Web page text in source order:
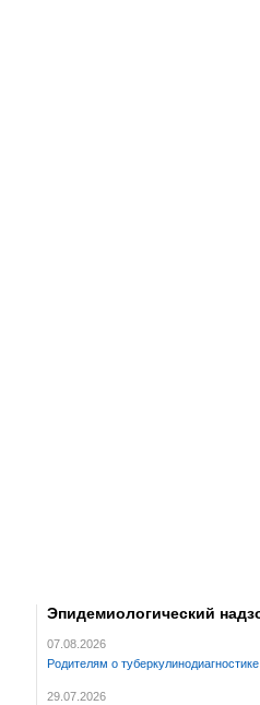
Эпидемиологический
07.08.2026
Родителям о туберкулинодиагностике
29.07.2026